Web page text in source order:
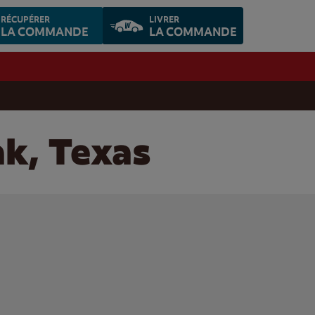
RÉCUPÉRER
LA COMMANDE
LIVRER
LA COMMANDE
Texas